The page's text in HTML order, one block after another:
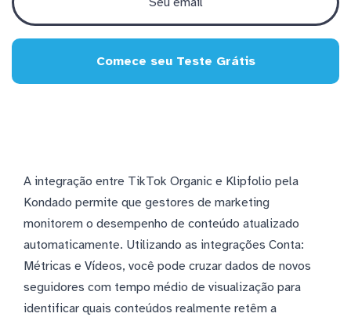
Comece seu Teste Grátis
A integração entre TikTok Organic e Klipfolio pela
Kondado permite que gestores de marketing
monitorem o desempenho de conteúdo atualizado
automaticamente. Utilizando as integrações Conta:
Métricas e Vídeos, você pode cruzar dados de novos
seguidores com tempo médio de visualização para
identificar quais conteúdos realmente retêm a